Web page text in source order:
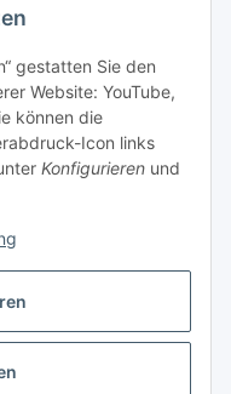
gestatten Sie den
Website: YouTube,
können die
Icon links
Konfigurieren und